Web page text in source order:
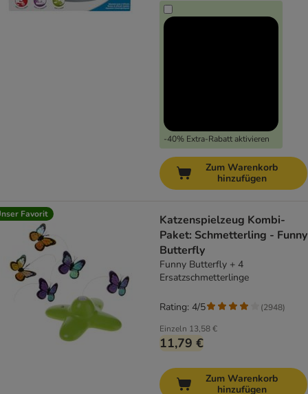
-40% Extra-Rabatt aktivieren
Zum Warenkorb
hinzufügen
Favorit
Katzenspielzeug Kombi-
Paket: Schmetterling - Funny
Butterfly
Funny Butterfly + 4
Ersatzschmetterlinge
Einzeln 13,58 €
11,79 €
Rating: 4/5 (2948)
Zum Warenkorb
hinzufügen